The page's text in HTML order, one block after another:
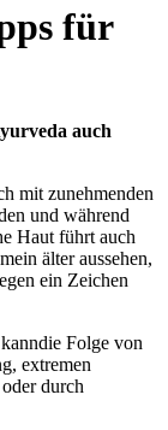
für
auch
mit zunehmenden
und während
Haut führt auch
älter aussehen,
ein Zeichen
Folge von
extremen
durch